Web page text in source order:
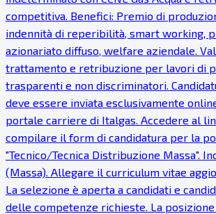
competitiva. Benefici: Premio di
indennità di reperibilità, smart working,
azionariato diffuso, welfare aziendale.
trattamento e retribuzione per lavori di
trasparenti e non discriminatori.
deve essere inviata esclusivamente
portale carriere di Italgas. Accedere al
compilare il form di candidatura per la
"Tecnico/Tecnica Distribuzione Massa".
(Massa). Allegare il curriculum vitae
La selezione è aperta a candidati e
delle competenze richieste. La